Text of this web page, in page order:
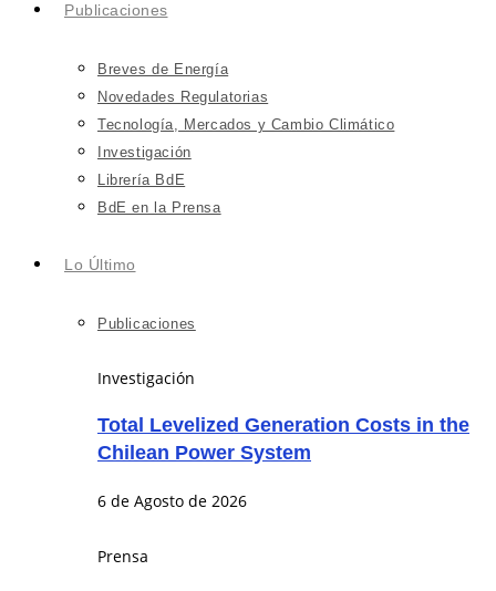
Publicaciones
Breves de Energía
Novedades Regulatorias
Tecnología, Mercados y Cambio Climático
Investigación
Librería BdE
BdE en la Prensa
Lo Último
Publicaciones
Investigación
Total Levelized Generation Costs in the
Chilean Power System
6 de Agosto de 2026
Prensa